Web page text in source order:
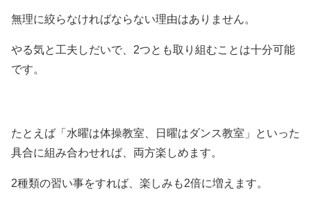
無理に絞らなければならない理由はありません。
やる気と工夫しだいで、2つとも取り組むことは十分可能
です。
たとえば「水曜は体操教室、日曜はダンス教室」といった
具合に組み合わせれば、両方楽しめます。
2種類の習い事をすれば、楽しみも2倍に増えます。